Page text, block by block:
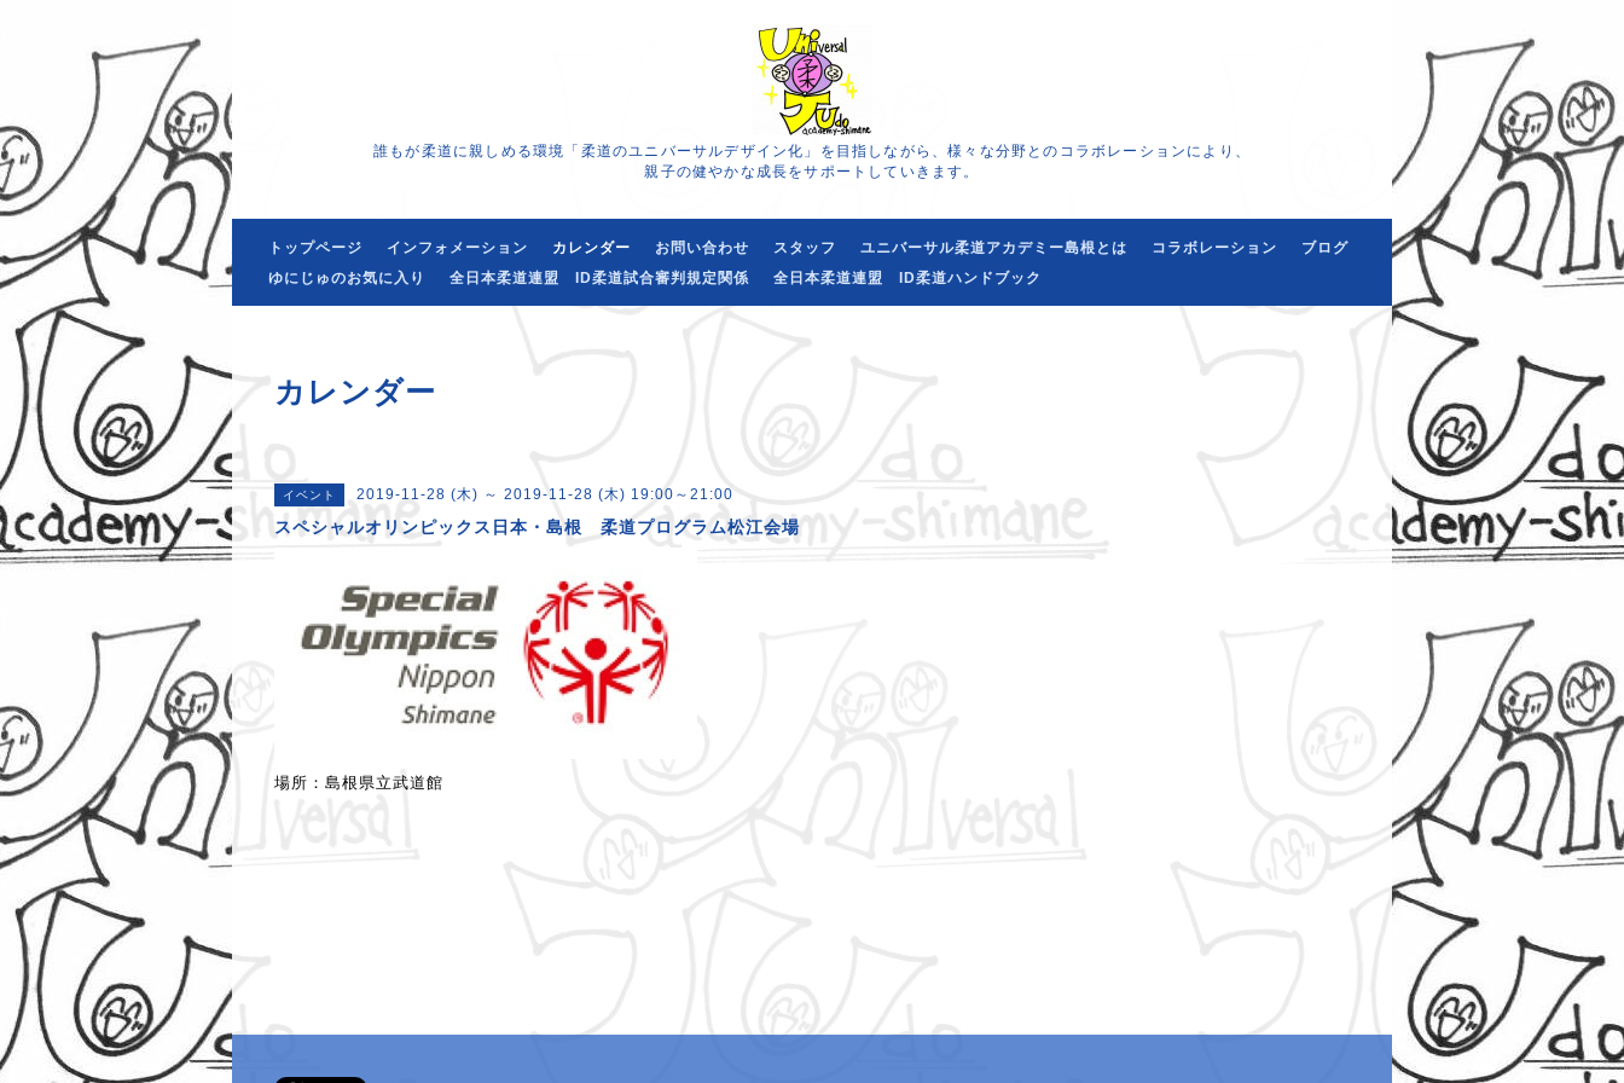
誰もが柔道に親しめる環境「柔道のユニバーサルデザイン化」を目指しながら、様々な分野とのコラボレーションにより、
親子の健やかな成長をサポートしていきます。
トップページ インフォメーション カレンダー お問い合わせ スタッフ ユニバーサル柔道アカデミー島根とは コラボレーション
ブログ
ゆにじゅのお気に入り
全日本柔道連盟 ID柔道試合審判規定関係 全日本柔道連盟 ID柔道ハンドブック
カレンダー
イベント 2019-11-28 (木) ～ 2019-11-28 (木) 19:00～21:00
スペシャルオリンピックス日本・島根 柔道プログラム松江会場
場所：島根県立武道館